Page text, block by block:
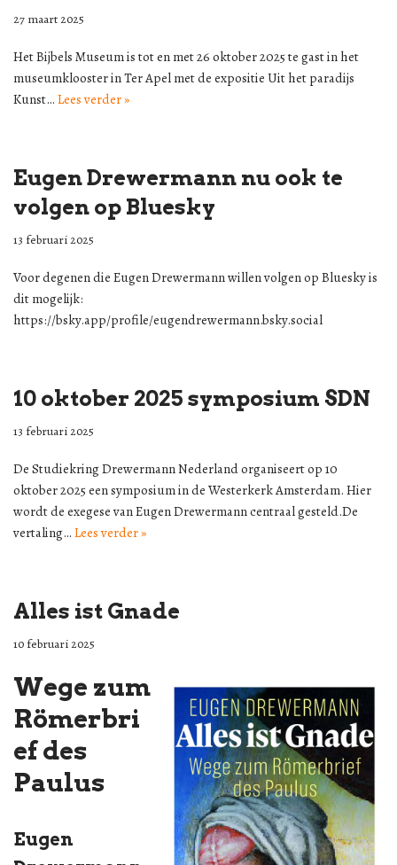
27 maart 2025
Het Bijbels Museum is tot en met 26 oktober 2025 te gast in het
museumklooster in Ter Apel met de expositie Uit het paradijs
Kunst… Lees verder »
Eugen Drewermann nu ook te
volgen op Bluesky
13 februari 2025
Voor degenen die Eugen Drewermann willen volgen op Bluesky is
dit mogelijk:
https://bsky.app/profile/eugendrewermann.bsky.social
10 oktober 2025 symposium SDN
13 februari 2025
De Studiekring Drewermann Nederland organiseert op 10
oktober 2025 een symposium in de Westerkerk Amsterdam. Hier
wordt de exegese van Eugen Drewermann centraal gesteld.De
vertaling… Lees verder »
Alles ist Gnade
10 februari 2025
Wege zum
Römerbri
ef des
Paulus
Eugen